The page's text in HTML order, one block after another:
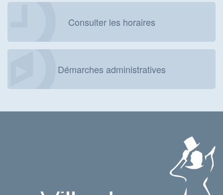
Consulter les horaires
Démarches administratives